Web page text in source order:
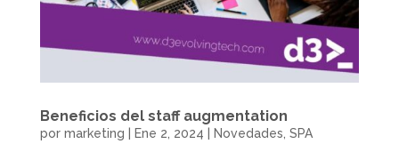
Beneficios del staff augmentation
por marketing Ene 2, 2024 Novedades, SPA